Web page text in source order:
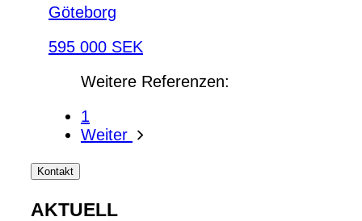
Göteborg
595 000 SEK
Weitere Referenzen:
1
Weiter
Kontakt
AKTUELL